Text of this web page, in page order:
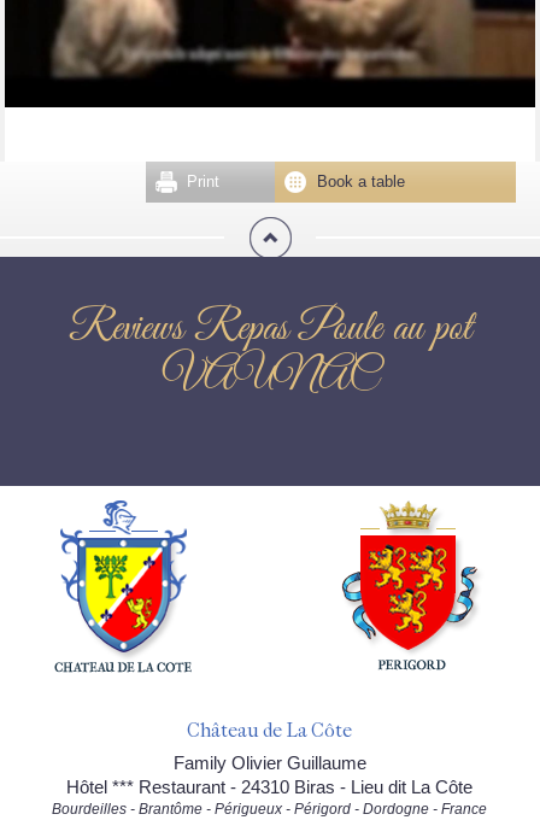
Book a table
Print
Reviews Repas Poule au pot
VAUNAC
Château de La Côte
Family Olivier Guillaume
Hôtel *** Restaurant - 24310 Biras - Lieu dit La Côte
Bourdeilles - Brantôme - Périgueux - Périgord - Dordogne - France